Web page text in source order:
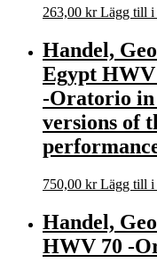
263,00 kr Lägg till i
Handel,
Egypt
-Oratorio in
versions of
750,00 kr Lägg till i
Handel,
HWV 70 -